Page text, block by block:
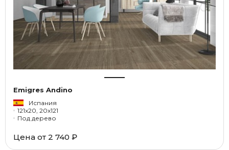
Emigres Andino
Испания
121x20, 20x121
Под дерево
Цена от 2 740 ₽